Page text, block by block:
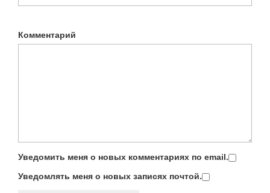
Комментарий
Уведомить меня о новых комментариях по email.
Уведомлять меня о новых записях почтой.